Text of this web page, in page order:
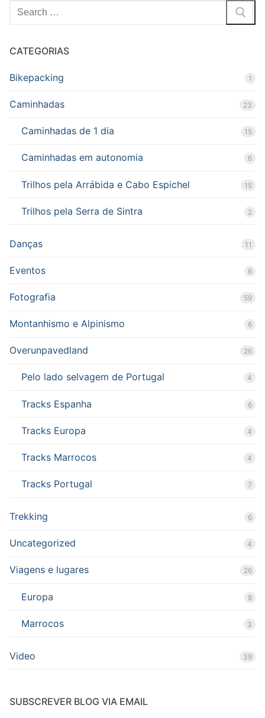
Pesquisar
por:
CATEGORIAS
Bikepacking 1
Caminhadas 23
Caminhadas de 1 dia 15
Caminhadas em autonomia 6
Trilhos pela Arrábida e Cabo Espichel 15
Trilhos pela Serra de Sintra 2
Danças 11
Eventos 6
Fotografia 59
Montanhismo e Alpinismo 6
Overunpavedland 26
Pelo lado selvagem de Portugal 4
Tracks Espanha 6
Tracks Europa 4
Tracks Marrocos 4
Tracks Portugal 7
Trekking 6
Uncategorized 4
Viagens e lugares 26
Europa 8
Marrocos 3
Video 39
SUBSCREVER BLOG VIA EMAIL